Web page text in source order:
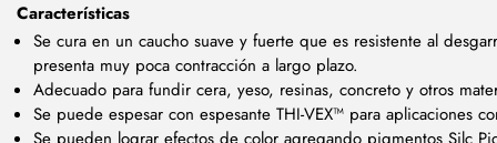
Características
Se cura en un caucho suave y fuerte que es resistente al
presenta muy poca contracción a largo plazo.
Adecuado para fundir cera, yeso, resinas, concreto y otros
Se puede espesar con espesante THI-VEX™ para aplicaciones